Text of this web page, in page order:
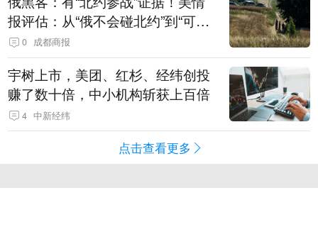
报评估：从“俄不会碰北约”到“可能
发动有限攻击”
0 成都商报
宇树上市，美团、红杉、经纬创投
赚了数十倍，中小机构斩获上百倍
4 中新经纬
点击查看更多